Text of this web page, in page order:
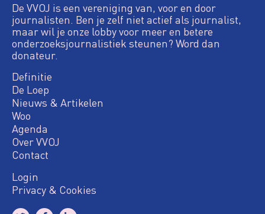
De VVOJ is een vereniging van, voor en door
journalisten. Ben je zelf niet actief als journalist,
maar wil je onze lobby voor meer en betere
onderzoeksjournalistiek steunen? Word dan
donateur.
Definitie
De Loep
Nieuws & Artikelen
Woo
Agenda
Over VVOJ
Contact
Login
Privacy & Cookies